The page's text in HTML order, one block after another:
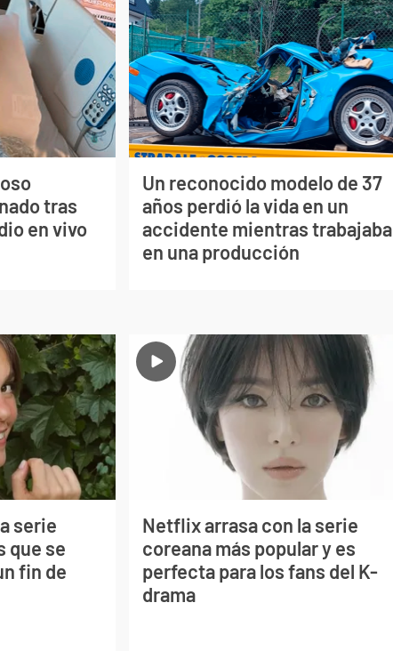
tras
en vivo
Un reconocido modelo de 37
años perdió la vida en un
accidente mientras trabajaba
en una producción
serie
que se
fin de
Netflix arrasa con la serie
coreana más popular y es
perfecta para los fans del K-
drama